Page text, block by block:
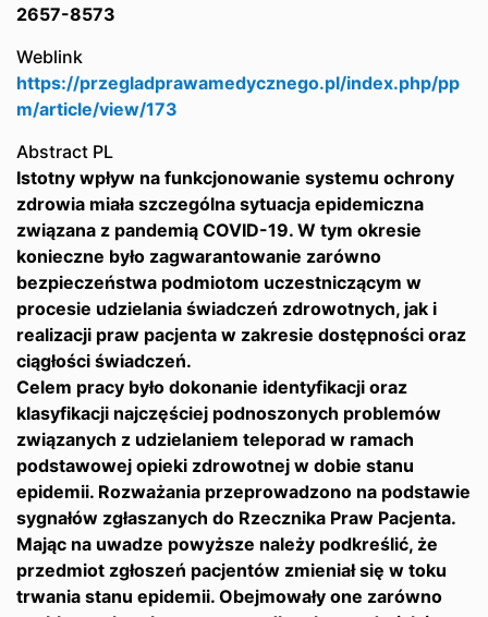
2657-8573
Weblink
https://przegladprawamedycznego.pl/index.php/pp
m/article/view/173
Abstract PL
Istotny wpływ na funkcjonowanie systemu ochrony
zdrowia miała szczególna sytuacja epidemiczna
związana z pandemią COVID-19. W tym okresie
konieczne było zagwarantowanie zarówno
bezpieczeństwa podmiotom uczestniczącym w
procesie udzielania świadczeń zdrowotnych, jak i
realizacji praw pacjenta w zakresie dostępności oraz
ciągłości świadczeń.
Celem pracy było dokonanie identyfikacji oraz
klasyfikacji najczęściej podnoszonych problemów
związanych z udzielaniem teleporad w ramach
podstawowej opieki zdrowotnej w dobie stanu
epidemii. Rozważania przeprowadzono na podstawie
sygnałów zgłaszanych do Rzecznika Praw Pacjenta.
Mając na uwadze powyższe należy podkreślić, że
przedmiot zgłoszeń pacjentów zmieniał się w toku
trwania stanu epidemii. Obejmowały one zarówno